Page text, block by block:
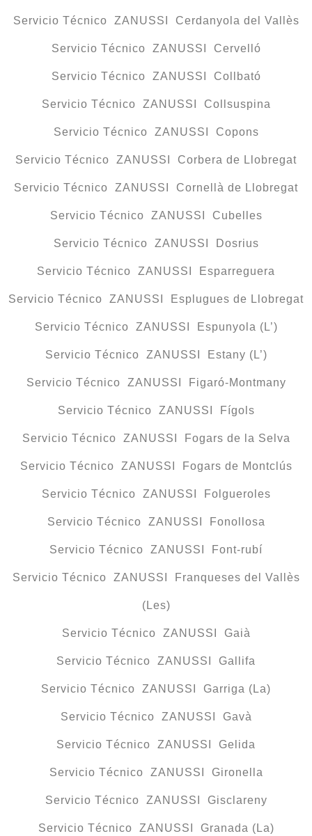
Servicio Técnico ZANUSSI Cerdanyola del Vallès
Servicio Técnico ZANUSSI Cervelló
Servicio Técnico ZANUSSI Collbató
Servicio Técnico ZANUSSI Collsuspina
Servicio Técnico ZANUSSI Copons
Servicio Técnico ZANUSSI Corbera de Llobregat
Servicio Técnico ZANUSSI Cornellà de Llobregat
Servicio Técnico ZANUSSI Cubelles
Servicio Técnico ZANUSSI Dosrius
Servicio Técnico ZANUSSI Esparreguera
Servicio Técnico ZANUSSI Esplugues de Llobregat
Servicio Técnico ZANUSSI Espunyola (L’)
Servicio Técnico ZANUSSI Estany (L’)
Servicio Técnico ZANUSSI Figaró-Montmany
Servicio Técnico ZANUSSI Fígols
Servicio Técnico ZANUSSI Fogars de la Selva
Servicio Técnico ZANUSSI Fogars de Montclús
Servicio Técnico ZANUSSI Folgueroles
Servicio Técnico ZANUSSI Fonollosa
Servicio Técnico ZANUSSI Font-rubí
Servicio Técnico ZANUSSI Franqueses del Vallès
(Les)
Servicio Técnico ZANUSSI Gaià
Servicio Técnico ZANUSSI Gallifa
Servicio Técnico ZANUSSI Garriga (La)
Servicio Técnico ZANUSSI Gavà
Servicio Técnico ZANUSSI Gelida
Servicio Técnico ZANUSSI Gironella
Servicio Técnico ZANUSSI Gisclareny
Servicio Técnico ZANUSSI Granada (La)